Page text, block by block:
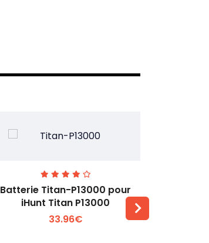
Voir plus +
Batterie Titan-P13000 pour
iHunt Titan P13000
33.96€